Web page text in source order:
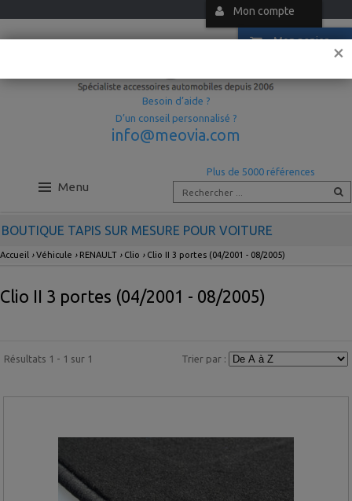
×
Mon compte
Mon panier
Besoin d’aide ?
D’un conseil personnalisé ?
info@meovia.com
Menu
Plus de 5000 références
BOUTIQUE TAPIS SUR MESURE POUR VOITURE
Accueil ›Véhicule › RENAULT › Clio › Clio II 3 portes (04/2001 - 08/2005)
Clio II 3 portes (04/2001 - 08/2005)
Résultats 1 - 1 sur 1 Trier par :